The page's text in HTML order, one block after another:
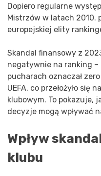
Dopiero regularne
Mistrzów w latach 2010.
europejskiej elity
Skandal finansowy z
negatywnie na ranking
pucharach oznaczał
UEFA, co przełożyło się
klubowym. To pokazuje,
decyzje mogą wpływać
Wpływ
klubu